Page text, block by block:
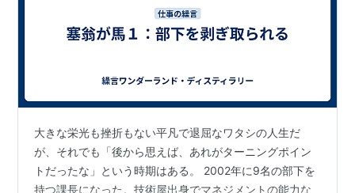
大きな栄光も挫折もない平凡で退屈なワタシの人生だ
が、それでも「後から思えば、あれがターニングポイン
トだったな」という時期はある。 2002年に9名の部下を
持つ課長になった。技術屋出身でマネジメントの能力な